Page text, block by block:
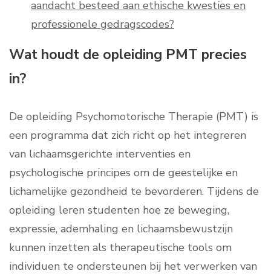
aandacht besteed aan ethische kwesties en
professionele gedragscodes?
Wat houdt de opleiding PMT precies
in?
De opleiding Psychomotorische Therapie (PMT) is
een programma dat zich richt op het integreren
van lichaamsgerichte interventies en
psychologische principes om de geestelijke en
lichamelijke gezondheid te bevorderen. Tijdens de
opleiding leren studenten hoe ze beweging,
expressie, ademhaling en lichaamsbewustzijn
kunnen inzetten als therapeutische tools om
individuen te ondersteunen bij het verwerken van